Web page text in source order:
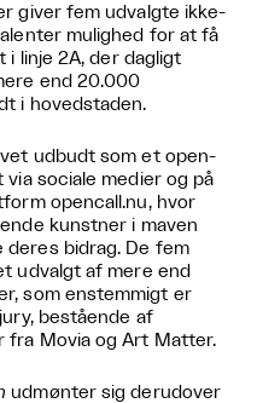
giver fem udvalgte ikke-
mulighed for at få
linje 2A, der dagligt
end 20.000
i hovedstaden.
udbudt som et open-
via sociale medier og på
opencall.nu, hvor
kunstner i maven
deres bidrag. De fem
udvalgt af mere end
som enstemmigt er
bestående af
Movia og Art Matter.
udmønter sig derudover